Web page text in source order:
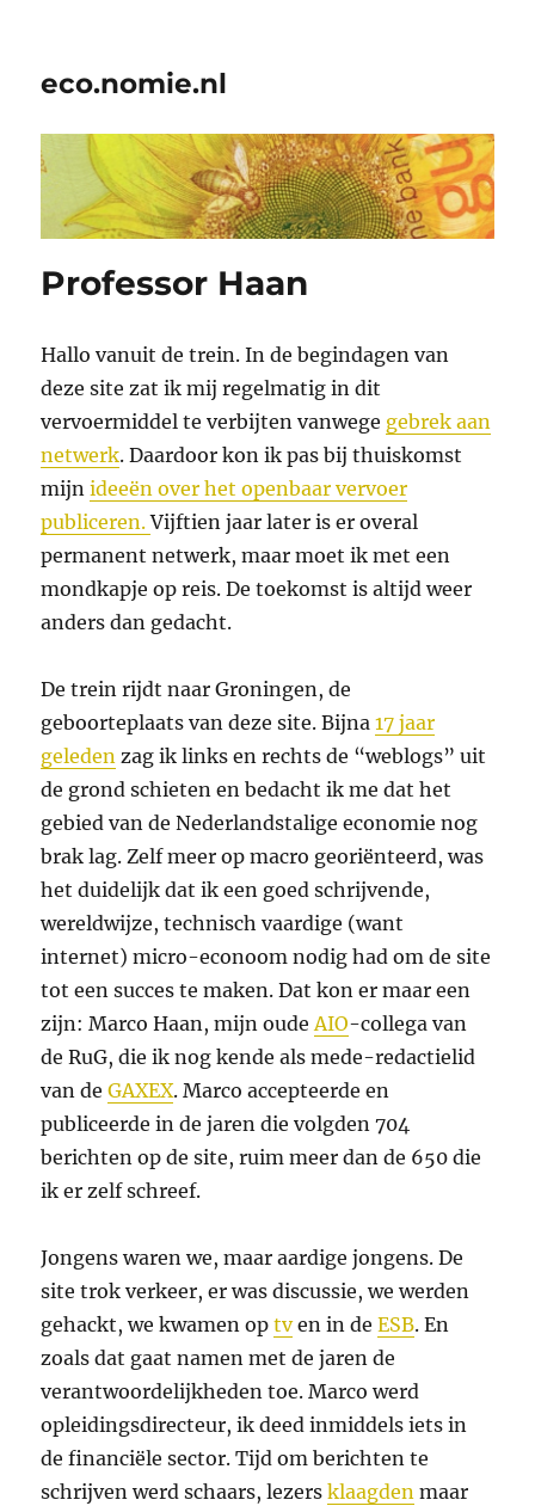
eco.nomie.nl
Professor Haan
Hallo vanuit de trein. In de begindagen van
deze site zat ik mij regelmatig in dit
vervoermiddel te verbijten vanwege gebrek aan
netwerk. Daardoor kon ik pas bij thuiskomst
mijnideeën over het openbaar vervoer
publiceren.Vijftien jaar later is er overal
permanent netwerk, maar moet ik met een
mondkapje op reis. De toekomst is altijd weer
anders dan gedacht.
De trein rijdt naar Groningen, de
geboorteplaats van deze site. Bijna17 jaar
geleden zag ik links en rechts de “weblogs” uit
de grond schieten en bedacht ik me dat het
gebied van de Nederlandstalige economie nog
brak lag. Zelf meer op macro georiënteerd, was
het duidelijk dat ik een goed schrijvende,
wereldwijze, technisch vaardige (want
internet) micro-econoom nodig had om de site
tot een succes te maken. Dat kon er maar een
zijn: Marco Haan, mijn oudeAIO-collega van
de RuG, die ik nog kende als mede-redactielid
van deGAXEX. Marco accepteerde en
publiceerde in de jaren die volgden 704
berichten op de site, ruim meer dan de 650 die
ik er zelf schreef.
Jongens waren we, maar aardige jongens. De
site trok verkeer, er was discussie, we werden
gehackt, we kwamen optven in deESB. En
zoals dat gaat namen met de jaren de
verantwoordelijkheden toe. Marco werd
opleidingsdirecteur, ik deed inmiddels iets in
de financiële sector. Tijd om berichten te
schrijven werd schaars, lezersklaagden maar